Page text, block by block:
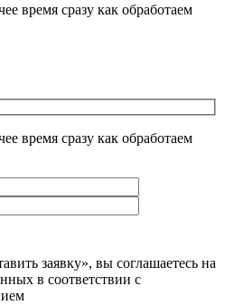
время сразу как обработаем
время сразу как обработаем
заявку», вы соглашаетесь на
в соответствии с